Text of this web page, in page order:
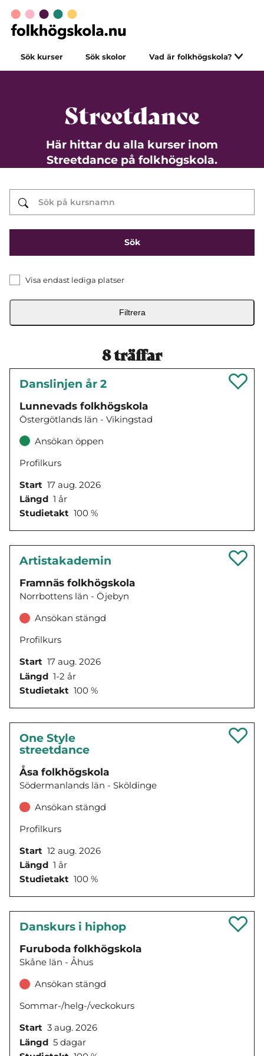
Sök kurser Sök skolor Vad är folkhögskola?
Streetdance
Här hittar du alla kurser inom
Streetdance på folkhögskola.
Visa endast lediga platser
Filtrera
8träffar
Danslinjen år 2
Lunnevads folkhögskola
Östergötlands län - Vikingstad
Ansökan öppen
Profilkurs
Start 17 aug. 2026
Längd 1 år
Studietakt 100 %
Artistakademin
Framnäs folkhögskola
Norrbottens län - Öjebyn
Ansökan stängd
Profilkurs
Start 17 aug. 2026
Längd 1-2 år
Studietakt 100 %
One Style
streetdance
Åsa folkhögskola
Södermanlands län - Sköldinge
Ansökan stängd
Profilkurs
Start 12 aug. 2026
Längd 1 år
Studietakt 100 %
Danskurs i hiphop
Furuboda folkhögskola
Skåne län - Åhus
Ansökan stängd
Sommar-/helg-/veckokurs
Start 3 aug. 2026
Längd 5 dagar